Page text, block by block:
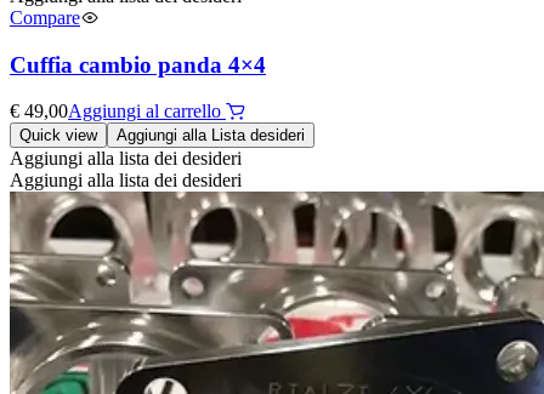
Compare
Cuffia cambio panda 4×4
€ 49,00Aggiungi al carrello
Quick view Aggiungi alla Lista desideri
Aggiungi alla lista dei desideri
Aggiungi alla lista dei desideri